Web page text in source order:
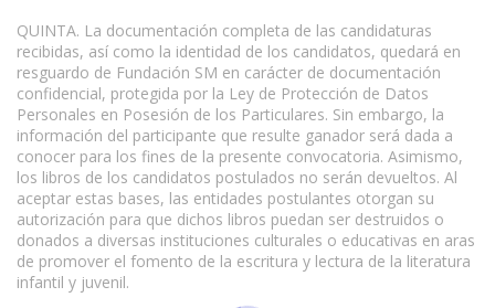
QUINTA. La documentación completa de las candidaturas
recibidas, así como la identidad de los candidatos, quedará en
resguardo de Fundación SM en carácter de documentación
confidencial, protegida por la Ley de Protección de Datos
Personales en Posesión de los Particulares. Sin embargo, la
información del participante que resulte ganador será dada a
conocer para los fines de la presente convocatoria. Asimismo,
los libros de los candidatos postulados no serán devueltos. Al
aceptar estas bases, las entidades postulantes otorgan su
autorización para que dichos libros puedan ser destruidos o
donados a diversas instituciones culturales o educativas en aras
de promover el fomento de la escritura y lectura de la literatura
infantil y juvenil.